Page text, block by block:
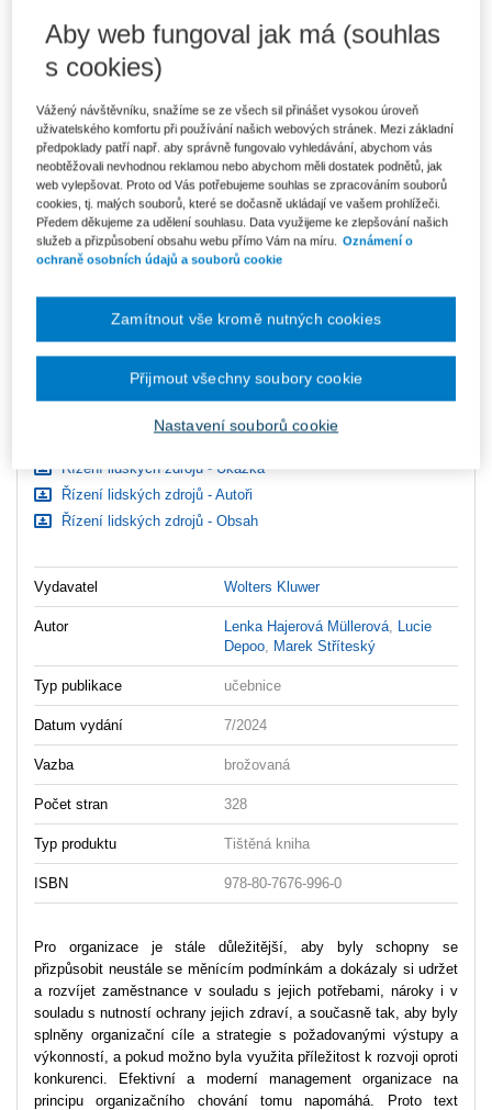
585 Kč
E-kniha Smarteca + soubory ke stažení
V prodeji - ihned k dispozici
Co je Smarteca?
981 Kč
Ušetříte 516 Kč
DMOC 1 497 Kč
Balíček - Tištěná kniha + E-kniha
Smarteca + soubory ke stažení
Skladem- expedice do 2 pracovních dnů
Co je Smarteca?
ks Vložit do košíku
Ceny jsou včetně DPH
Řízení lidských zdrojů - Ukázka
Řízení lidských zdrojů - Autoři
Řízení lidských zdrojů - Obsah
Vydavatel Wolters Kluwer
Autor Lenka Hajerová Müllerová Lucie
Depoo Marek Stříteský
Typ publikace učebnice
Datum vydání 7/2024
Vazba brožovaná
Počet stran 328
Typ produktu Tištěná kniha
ISBN 978-80-7676-996-0
Pro organizace je stále důležitější, aby byly schopny se
přizpůsobit neustále se měnícím podmínkám a dokázaly si udržet
a rozvíjet zaměstnance v souladu s jejich potřebami, nároky i v
souladu s nutností ochrany jejich zdraví, a současně tak, aby byly
splněny organizační cíle a strategie s požadovanými výstupy a
výkonností, a pokud možno byla využita příležitost k rozvoji oproti
konkurenci. Efektivní a moderní management organizace na
principu organizačního chování tomu napomáhá. Proto text
Aby web fungoval jak má (souhlas
s cookies)
Vážený návštěvníku, snažíme se ze všech sil přinášet vysokou úroveň
uživatelského komfortu při používání našich webových stránek. Mezi základní
předpoklady patří např. aby správně fungovalo vyhledávání, abychom vás
neobtěžovali nevhodnou reklamou nebo abychom měli dostatek podnětů, jak
web vylepšovat. Proto od Vás potřebujeme souhlas se zpracováním souborů
cookies, tj. malých souborů, které se dočasně ukládají ve vašem prohlížeči.
Předem děkujeme za udělení souhlasu. Data využijeme ke zlepšování našich
služeb a přizpůsobení obsahu webu přímo Vám na míru.
Oznámení o
ochraně osobních údajů a souborů cookie
Nastavení souborů cookie
Zamítnout vše kromě nutných cookies
Přijmout všechny soubory cookie